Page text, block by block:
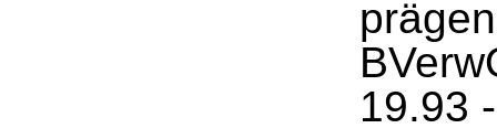
19.93